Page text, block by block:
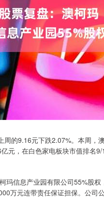
的9.16元下跌2.07%。本周，
元，在白色家电板块市值排名
信息产业园有限公司55%股权
万元连带责任保证担保。公司